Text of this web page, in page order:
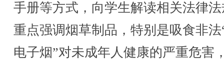
手册等方式，向学生解读相关法律
重点强调烟草制品，特别是吸食非法
电子烟”对未成年人健康的严重危害